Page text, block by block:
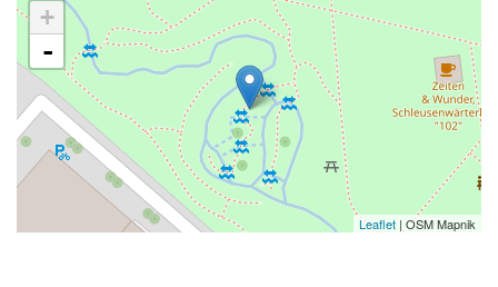
+
-
Leaflet | OSM Mapnik